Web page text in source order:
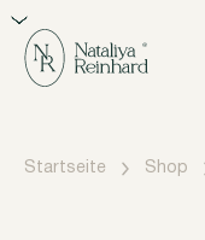
Startseite Shop